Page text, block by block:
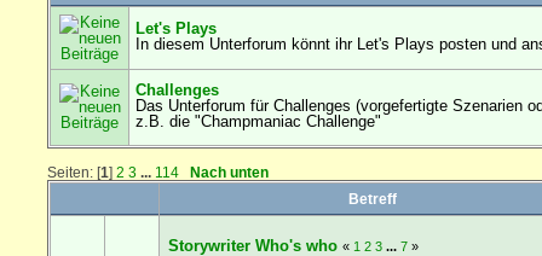
Let's Plays
In diesem Unterforum könnt ihr Let's Plays posten und
Challenges
Das Unterforum für Challenges (vorgefertigte Szenarien
z.B. die "Champmaniac Challenge"
Seiten: [1]2 3 ... 114
Nach unten
Betreff
Storywriter Who's who « 1 2 3 ... 7»